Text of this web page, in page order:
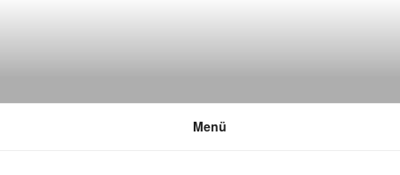
DEUTSCHE UMWELTSTIFTUNG
Menü